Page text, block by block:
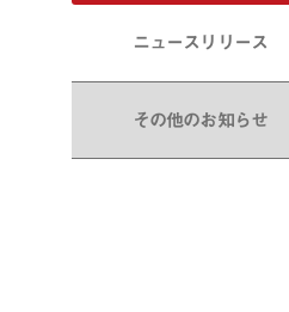
ニュースリリース
その他のお知らせ